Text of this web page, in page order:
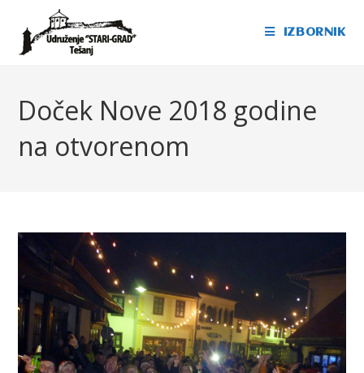
IZBORNIK
Doček Nove 2018 godine
na otvorenom